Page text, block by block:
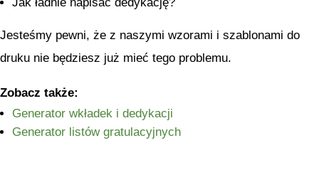
Jesteśmy pewni, że z naszymi wzorami i szablonami do
druku nie będziesz już mieć tego problemu.
Zobacz także:
Generator wkładek i dedykacji
Generator listów gratulacyjnych